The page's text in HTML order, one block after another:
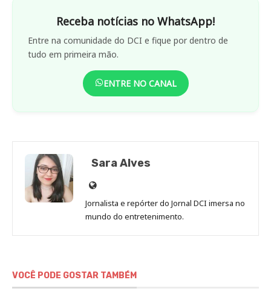
Receba notícias no WhatsApp!
Entre na comunidade do DCI e fique por dentro de
tudo em primeira mão.
ENTRE NO CANAL
Sara Alves
Site
de
Sara
Jornalista e repórter do Jornal DCI imersa no
mundo do entretenimento.
VOCÊ PODE GOSTAR TAMBÉM